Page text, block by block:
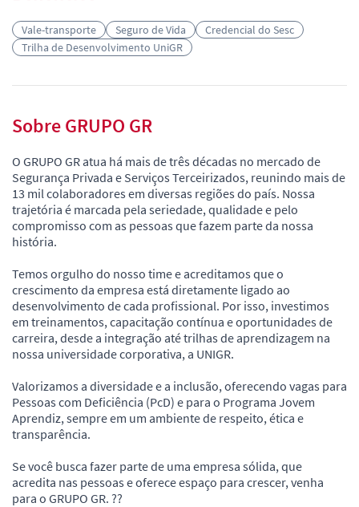
Vale-transporte Seguro de Vida
Credencial do Sesc
Trilha de Desenvolvimento UniGR
Sobre GRUPO GR
O GRUPO GR atua há mais de três décadas no mercado de
Segurança Privada e Serviços Terceirizados, reunindo mais de
13 mil colaboradores em diversas regiões do país. Nossa
trajetória é marcada pela seriedade, qualidade e pelo
compromisso com as pessoas que fazem parte da nossa
história.
Temos orgulho do nosso time e acreditamos que o
crescimento da empresa está diretamente ligado ao
desenvolvimento de cada profissional. Por isso, investimos
em treinamentos, capacitação contínua e oportunidades de
carreira, desde a integração até trilhas de aprendizagem na
nossa universidade corporativa, a UNIGR.
Valorizamos a diversidade e a inclusão, oferecendo vagas para
Pessoas com Deficiência (PcD) e para o Programa Jovem
Aprendiz, sempre em um ambiente de respeito, ética e
transparência.
Se você busca fazer parte de uma empresa sólida, que
acredita nas pessoas e oferece espaço para crescer, venha
para o GRUPO GR. ??